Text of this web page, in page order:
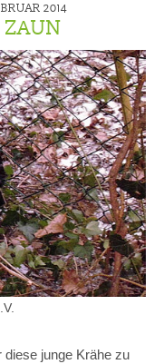
2014
ZAUN
diese junge Krähe zu